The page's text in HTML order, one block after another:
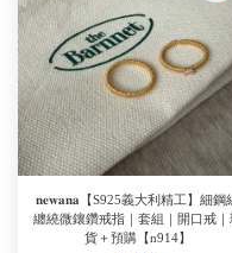
𝐧𝐞𝐰𝐚𝐧𝐚【S925義大利精工】細鋼
纏繞微鑲鑽戒指｜套組｜開口戒｜
貨＋預購【n914】